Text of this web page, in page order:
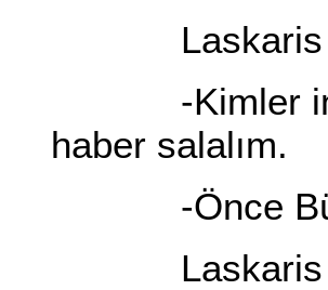
Laskaris bir
-Kimler
haber salalım.
-Önce
Laskaris